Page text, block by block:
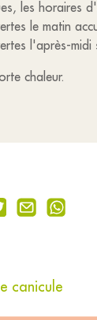
les horaires
le matin
l'après-midi
chaleur.
canicule